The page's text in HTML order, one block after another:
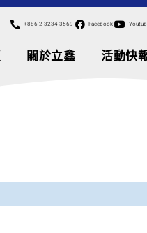
+886-2-3234-3569 Facebook
關於立鑫 活動快